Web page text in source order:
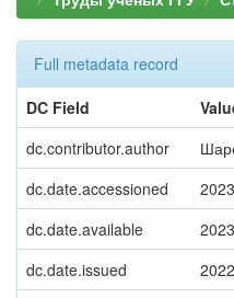
Full metadata record
DC Field
dc.contributor.author
dc.date.accessioned
dc.date.available
dc.date.issued
2022